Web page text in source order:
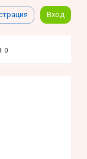
Вход
0